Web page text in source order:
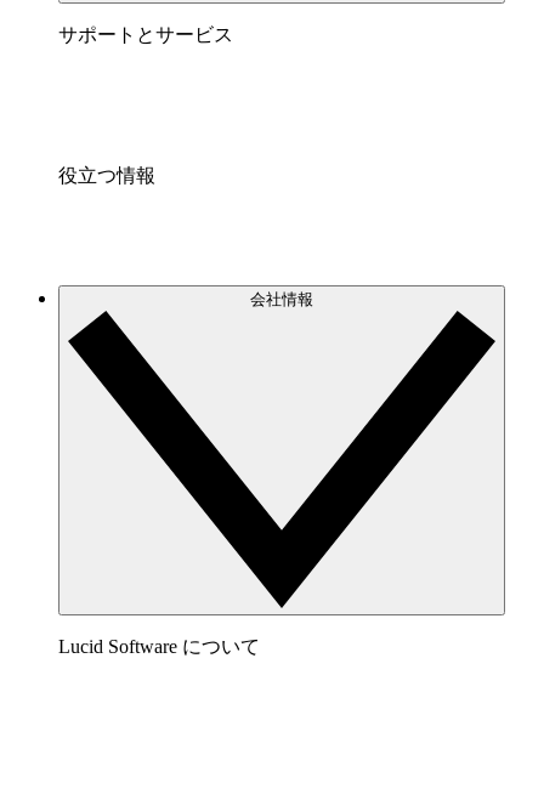
サポートとサービス
役立つ情報
会社情報
Lucid Software について